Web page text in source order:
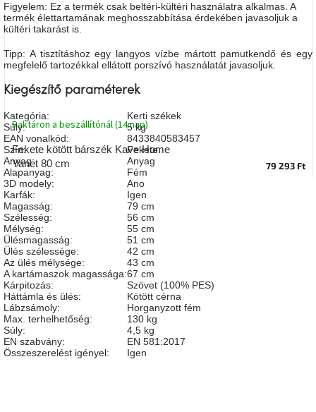
tér
Woodman
Anyák
napja
Egy
étkező,
amely
szórakoztat!
A
8.
születésnap
megünneplése
A
kedvenceid
Fekete kötött bárszék Kave Home
Yanet 80 cm
Raktáron a beszállítónál (14 nap)
79 293 Ft
Figyelem: Ez a termék csak beltéri-kültéri használatra alkalmas. A
termék élettartamának meghosszabbítása érdekében javasoljuk a
kültéri takarást is.
Tipp: A tisztításhoz egy langyos vízbe mártott pamutkendő és egy
megfelelő tartozékkal ellátott porszívó használatát javasoljuk.
Kiegészítő paraméterek
Kategória:
Kerti székek
Súly:
5 kg
EAN vonalkód:
8433840583457
Szín:
Fekete
Anyag:
Anyag
Alapanyag:
Fém
3D modely:
Ano
Karfák:
Igen
Magasság:
79 cm
Szélesség:
56 cm
Mélység:
55 cm
Ülésmagasság:
51 cm
Ülés szélessége:
42 cm
Az ülés mélysége:
43 cm
A kartámaszok magassága:67 cm
Kárpitozás:
Szövet (100% PES)
Háttámla és ülés:
Kötött cérna
Lábzsámoly:
Horganyzott fém
Max. terhelhetőség:
130 kg
Súly:
4,5 kg
EN szabvány:
EN 581:2017
Összeszerelést igényel: Igen